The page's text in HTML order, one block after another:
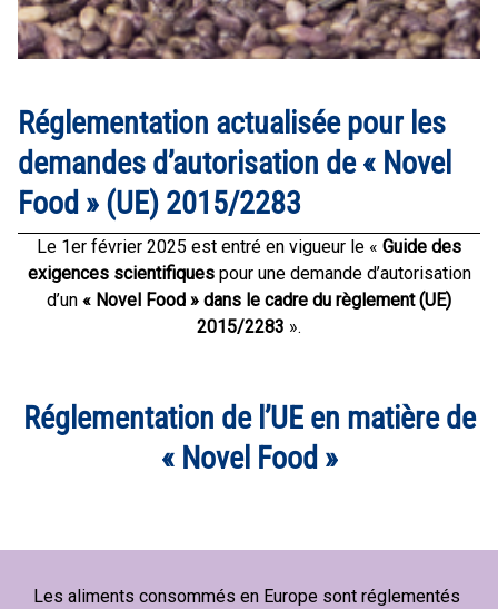
Réglementation actualisée pour les
demandes d’autorisation de « Novel
Food » (UE) 2015/2283
Le 1er février 2025 est entré en vigueur le « Guide des
exigences scientifiquespour une demande d’autorisation
d’un « Novel Food » dans le cadre du règlement (UE)
2015/2283 ».
Réglementation de l’UE en matière de
« Novel Food »
Les aliments consommés en Europe sont réglementés